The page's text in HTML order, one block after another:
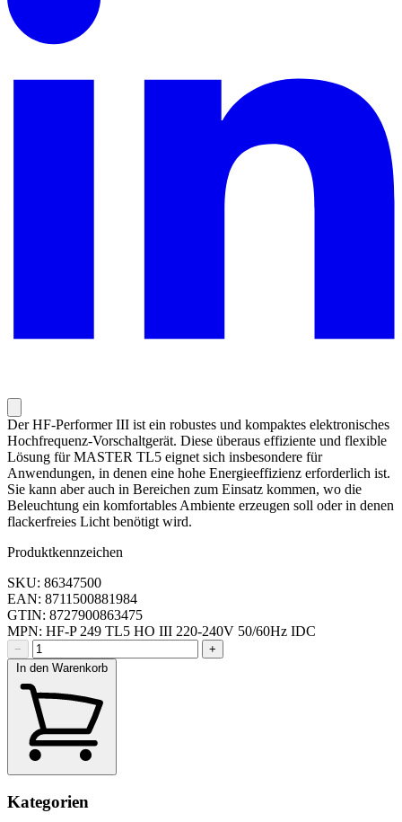
Der HF-Performer III ist ein robustes und kompaktes elektronisches
Hochfrequenz-Vorschaltgerät. Diese überaus effiziente und flexible
Lösung für MASTER TL5 eignet sich insbesondere für
Anwendungen, in denen eine hohe Energieeffizienz erforderlich ist.
Sie kann aber auch in Bereichen zum Einsatz kommen, wo die
Beleuchtung ein komfortables Ambiente erzeugen soll oder in denen
flackerfreies Licht benötigt wird.
Produktkennzeichen
SKU: 86347500
EAN: 8711500881984
GTIN: 8727900863475
MPN: HF-P 249 TL5 HO III 220-240V 50/60Hz IDC
−
+
In den Warenkorb
Kategorien